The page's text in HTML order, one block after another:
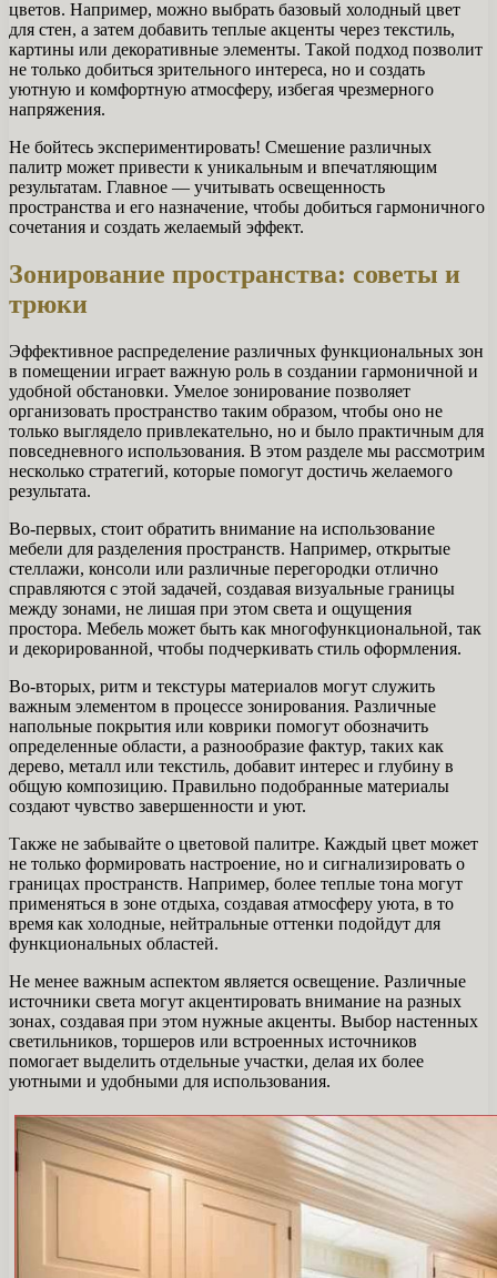
цветов. Например, можно выбрать базовый холодный цвет
для стен, а затем добавить теплые акценты через текстиль,
картины или декоративные элементы. Такой подход позволит
не только добиться зрительного интереса, но и создать
уютную и комфортную атмосферу, избегая чрезмерного
напряжения.
Не бойтесь экспериментировать! Смешение различных
палитр может привести к уникальным и впечатляющим
результатам. Главное — учитывать освещенность
пространства и его назначение, чтобы добиться гармоничного
сочетания и создать желаемый эффект.
Зонирование пространства: советы и
трюки
Эффективное распределение различных функциональных зон
в помещении играет важную роль в создании гармоничной и
удобной обстановки. Умелое зонирование позволяет
организовать пространство таким образом, чтобы оно не
только выглядело привлекательно, но и было практичным для
повседневного использования. В этом разделе мы рассмотрим
несколько стратегий, которые помогут достичь желаемого
результата.
Во-первых, стоит обратить внимание на использование
мебели для разделения пространств. Например, открытые
стеллажи, консоли или различные перегородки отлично
справляются с этой задачей, создавая визуальные границы
между зонами, не лишая при этом света и ощущения
простора. Мебель может быть как многофункциональной, так
и декорированной, чтобы подчеркивать стиль оформления.
Во-вторых, ритм и текстуры материалов могут служить
важным элементом в процессе зонирования. Различные
напольные покрытия или коврики помогут обозначить
определенные области, а разнообразие фактур, таких как
дерево, металл или текстиль, добавит интерес и глубину в
общую композицию. Правильно подобранные материалы
создают чувство завершенности и уют.
Также не забывайте о цветовой палитре. Каждый цвет может
не только формировать настроение, но и сигнализировать о
границах пространств. Например, более теплые тона могут
применяться в зоне отдыха, создавая атмосферу уюта, в то
время как холодные, нейтральные оттенки подойдут для
функциональных областей.
Не менее важным аспектом является освещение. Различные
источники света могут акцентировать внимание на разных
зонах, создавая при этом нужные акценты. Выбор настенных
светильников, торшеров или встроенных источников
помогает выделить отдельные участки, делая их более
уютными и удобными для использования.